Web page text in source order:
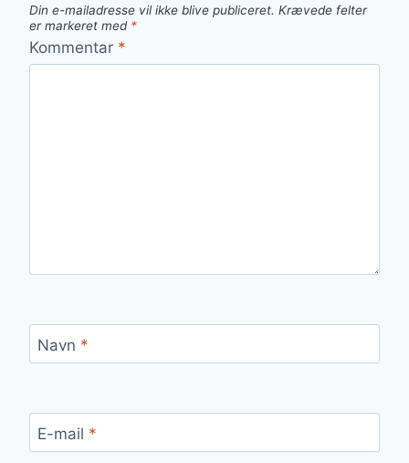
Din e-mailadresse vil ikke blive publiceret. Krævede felter
er markeret med *
Kommentar *
Navn *
E-mail *